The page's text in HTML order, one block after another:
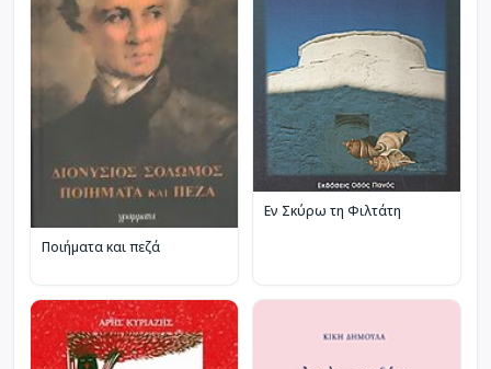
Ποιήματα και πεζά
Εν Σκύρω τη Φιλτάτη